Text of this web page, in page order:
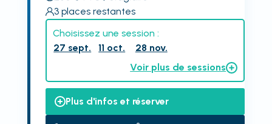
3 places restantes
Choisissez une session :
27 sept.
11 oct.
28 nov.
Voir plus de sessions
Plus d'infos et réserver